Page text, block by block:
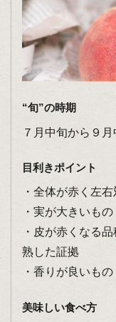
“旬”の時期
７月中旬から９月
目利きポイント
・全体が赤く左
・実が大きいもの
・皮が赤くなる
熟した証拠
・香りが良いもの
美味しい食べ方